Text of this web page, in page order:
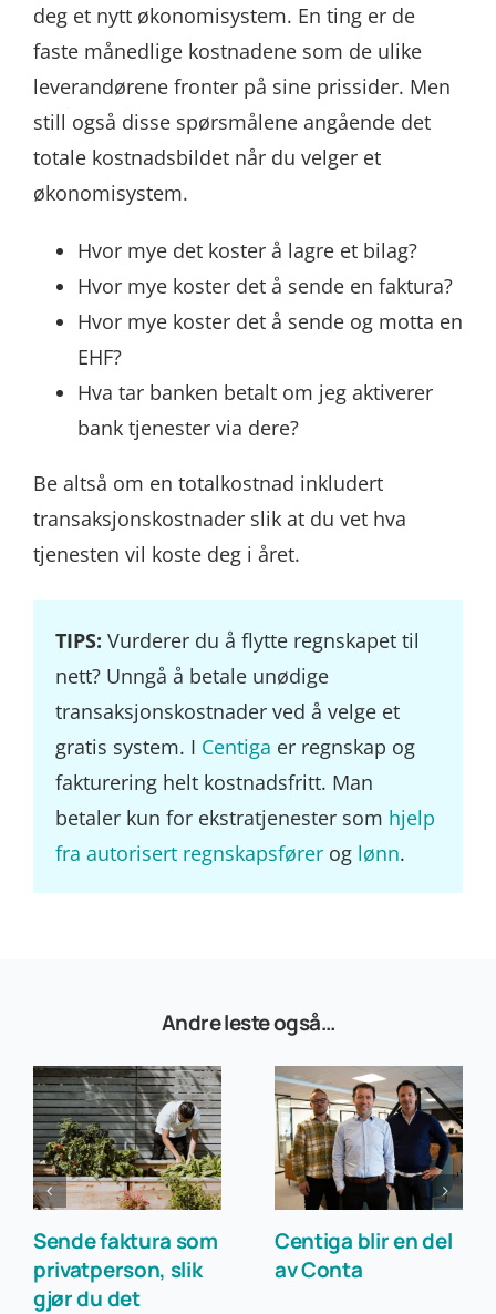
deg et nytt økonomisystem. En ting er de
faste månedlige kostnadene som de ulike
leverandørene fronter på sine prissider. Men
still også disse spørsmålene angående det
totale kostnadsbildet når du velger et
økonomisystem.
Hvor mye det koster å lagre et bilag?
Hvor mye koster det å sende en faktura?
Hvor mye koster det å sende og motta en
EHF?
Hva tar banken betalt om jeg aktiverer
bank tjenester via dere?
Be altså om en totalkostnad inkludert
transaksjonskostnader slik at du vet hva
tjenesten vil koste deg i året.
TIPS: Vurderer du å flytte regnskapet til
nett? Unngå å betale unødige
transaksjonskostnader ved å velge et
gratis system. I Centiga er regnskap og
fakturering helt kostnadsfritt. Man
betaler kun for ekstratjenester som hjelp
fra autorisert regnskapsførerog lønn.
Andre leste også…
Sende faktura som
privatperson, slik
gjør du det
Centiga blir en del
av Conta